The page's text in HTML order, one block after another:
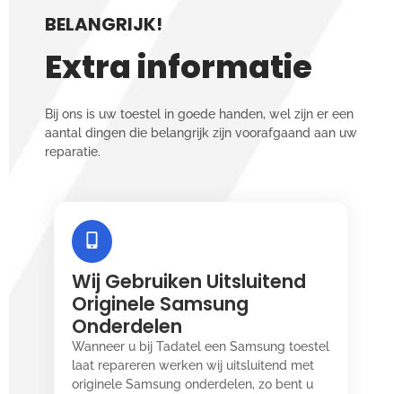
BELANGRIJK!
Extra informatie
Bij ons is uw toestel in goede handen, wel zijn er een
aantal dingen die belangrijk zijn voorafgaand aan uw
reparatie.
Wij Gebruiken Uitsluitend
Originele Samsung
Onderdelen
Wanneer u bij Tadatel een Samsung toestel
laat repareren werken wij uitsluitend met
originele Samsung onderdelen, zo bent u